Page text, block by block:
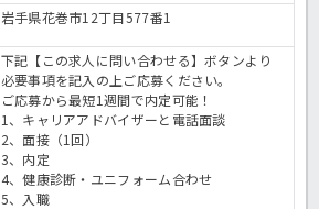
岩手県花巻市12丁目577番1
下記【この求人に問い合わせる】ボタンより
必要事項を記入の上ご応募ください。
ご応募から最短1週間で内定可能！
1、キャリアアドバイザーと電話面談
2、面接（1回）
3、内定
4、健康診断・ユニフォーム合わせ
5、入職